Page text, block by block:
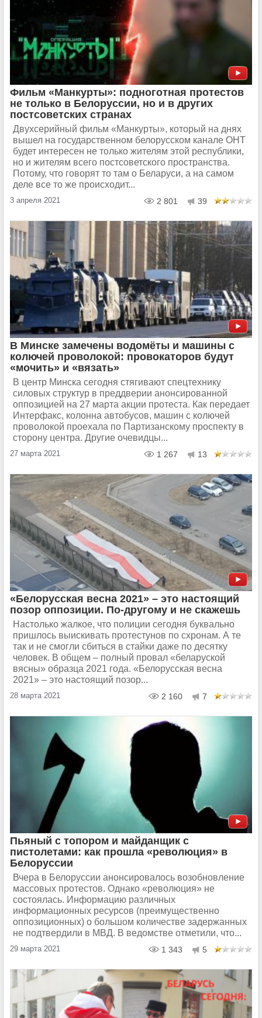
Фильм «Манкурты»: подноготная протестов
не только в Белоруссии, но и в других
постсоветских странах
Двухсерийный фильм «Манкурты», который на днях
вышел на государственном белорусском канале ОНТ
будет интересен не только жителям этой республики,
но и жителям всего постсоветского пространства.
Потому, что говорят то там о Беларуси, а на самом
деле все то же происходит...
3 апреля 2021 2 801 39
В Минске замечены водомёты и машины с
колючей проволокой: провокаторов будут
«мочить» и «вязать»
В центр Минска сегодня стягивают спецтехнику
силовых структур в преддверии анонсированной
оппозицией на 27 марта акции протеста. Как передает
Интерфакс, колонна автобусов, машин с колючей
проволокой проехала по Партизанскому проспекту в
сторону центра. Другие очевидцы...
27 марта 2021 1 267 13
«Белорусская весна 2021» – это настоящий
позор оппозиции. По-другому и не скажешь
Настолько жалкое, что полиции сегодня буквально
пришлось выискивать протестунов по схронам. А те
так и не смогли сбиться в стайки даже по десятку
человек. В общем – полный провал «беларуской
вясны» образца 2021 года. «Белорусская весна
2021» – это настоящий позор...
28 марта 2021 2 160 7
Пьяный с топором и майданщик с
пистолетами: как прошла «революция» в
Белоруссии
Вчера в Белоруссии анонсировалось возобновление
массовых протестов. Однако «революция» не
состоялась. Информацию различных
информационных ресурсов (преимущественно
оппозиционных) о большом количестве задержанных
не подтвердили в МВД. В ведомстве отметили, что...
29 марта 2021 1 343 5